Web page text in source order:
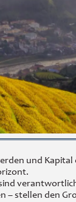
und
stellen den